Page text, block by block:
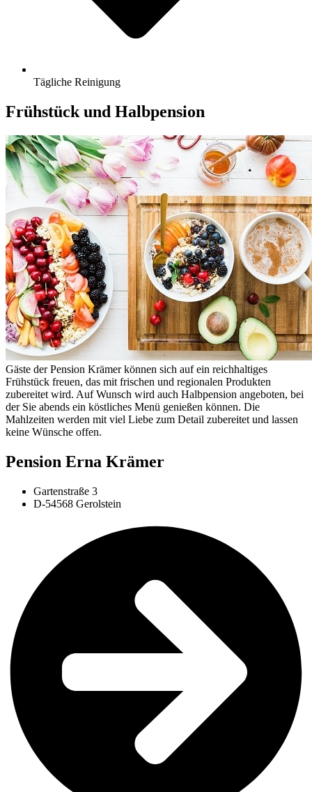
Tägliche Reinigung
Frühstück und Halbpension
Gäste der Pension Krämer können sich auf ein reichhaltiges
Frühstück freuen, das mit frischen und regionalen Produkten
zubereitet wird. Auf Wunsch wird auch Halbpension angeboten, bei
der Sie abends ein köstliches Menü genießen können. Die
Mahlzeiten werden mit viel Liebe zum Detail zubereitet und lassen
keine Wünsche offen.
Pension Erna Krämer
Gartenstraße 3
D-54568 Gerolstein